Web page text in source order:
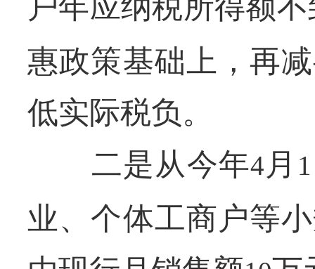
惠政策基础上，再
低实际税负。
二是从今年4 月 1
业、个体工商户等